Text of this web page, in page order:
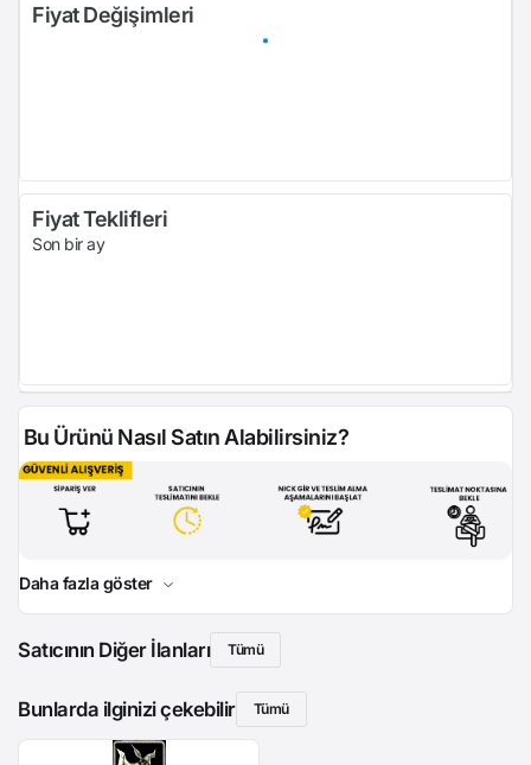
Fiyat Değişimleri
Fiyat Teklifleri
Son bir ay
Bu Ürünü Nasıl Satın Alabilirsiniz?
Daha fazla göster
Satıcının Diğer İlanları Tümü
Bunlarda ilginizi çekebilir Tümü